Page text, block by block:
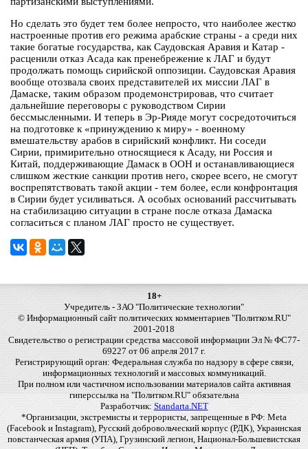
Но сделать это будет тем более непросто, что наиболее жестко
настроенные против его режима арабские страны - а среди них
такие богатые государства, как Саудовская Аравия и Катар -
расценили отказ Асада как пренебрежение к ЛАГ и будут
продолжать помощь сирийской оппозиции. Саудовская Аравия
вообще отозвала своих представителей их миссии ЛАГ в
Дамаске, таким образом продемонстрировав, что считает
дальнейшие переговоры с руководством Сирии
бессмысленными. И теперь в Эр-Рияде могут сосредоточиться
на подготовке к «принуждению к миру» - военному
вмешательству арабов в сирийский конфликт. Ни соседи
Сирии, примирительно относящиеся к Асаду, ни Россия и
Китай, поддерживающие Дамаск в ООН и останавливающиеся
слишком жесткие санкции против него, скорее всего, не смогут
воспрепятствовать такой акции - тем более, если конфронтация
в Сирии будет усиливаться. А особых оснований рассчитывать
на стабилизацию ситуации в стране после отказа Дамаска
согласиться с планом ЛАГ просто не существует.
18+
Учредитель - ЗАО "Политические технологии"
© Информационный сайт политических комментариев "Политком.RU"
2001-2018
Свидетельство о регистрации средства массовой информации Эл № ФС77-
69227 от 06 апреля 2017 г.
Регистрирующий орган: Федеральная служба по надзору в сфере связи,
информационных технологий и массовых коммуникаций.
При полном или частичном использовании материалов сайта активная
гиперссылка на "Политком.RU" обязательна
Разработчик: Standarta.NET
*Организации, экстремисты и террористы, запрещенные в РФ: Meta
(Facebook и Instagram), Русский добровольческий корпус (РДК), Украинская
повстанческая армия (УПА), Грузинский легион, Национал-Большевистская